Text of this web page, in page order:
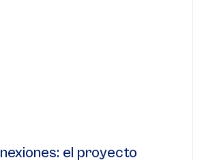
el proyecto